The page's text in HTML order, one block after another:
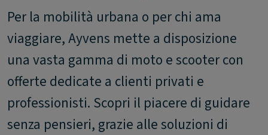
Per la mobilità urbana o per chi ama
viaggiare, Ayvens mette a disposizione
una vasta gamma di moto e scooter con
offerte dedicate a clienti privati e
professionisti. Scopri il piacere di guidare
senza pensieri, grazie alle soluzioni di